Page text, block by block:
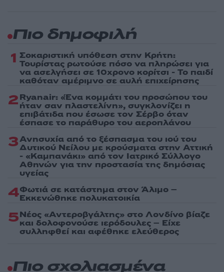
Πιο δημοφιλή
1 Σοκαριστική υπόθεση στην Κρήτη:
Τουρίστας ρωτούσε πόσο να πληρώσει για
να ασελγήσει σε 10χρονο κορίτσι - Το παιδί
καθόταν αμέριμνο σε αυλή επιχείρησης
2Ryanair: «Ένα κομμάτι του προσώπου του
ήταν σαν πλαστελίνη», συγκλονίζει η
επιβάτιδα που έσωσε τον Σέρβο όταν
έσπασε το παράθυρο του αεροπλάνου
3Ανησυχία από το ξέσπασμα του ιού του
Δυτικού Νείλου με κρούσματα στην Αττική
- «Καμπανάκι» από τον Ιατρικό Σύλλογο
Αθηνών για την προστασία της δημόσιας
υγείας
4Φωτιά σε κατάστημα στον Άλιμο –
Εκκενώθηκε πολυκατοικία
5Νέος «Αντεροβγάλτης» στο Λονδίνο βίαζε
και δολοφονούσε ιερόδουλες – Είχε
συλληφθεί και αφέθηκε ελεύθερος
Πιο σχολιασμένα